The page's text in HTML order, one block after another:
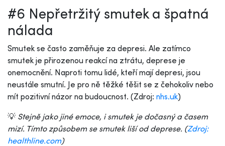
#6 Nepřetržitý smutek a špatná
nálada
Smutek se často zaměňuje za depresi. Ale zatímco
smutek je přirozenou reakcí na ztrátu, deprese je
onemocnění. Naproti tomu lidé, kteří mají depresi, jsou
neustále smutní. Je pro ně těžké těšit se z čehokoliv nebo
mít pozitivní názor na budoucnost. (Zdroj: nhs.uk)
💡 Stejně jako jiné emoce, i smutek je dočasný a časem
mizí. Tímto způsobem se smutek liší od deprese. (Zdroj:
healthline.com)